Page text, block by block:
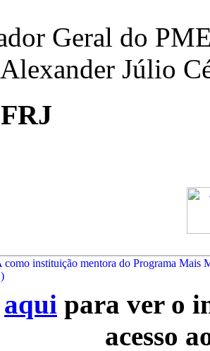
Geral do
Júlio
aqui para ver o
acesso